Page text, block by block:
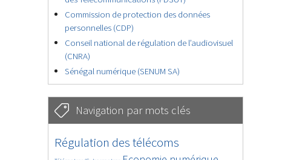
Commission de protection des données
personnelles (CDP)
Conseil national de régulation de l’audiovisuel
(CNRA)
Sénégal numérique (SENUM SA)
Navigation par mots clés
4654/5650
Régulation des télécoms
362/5650